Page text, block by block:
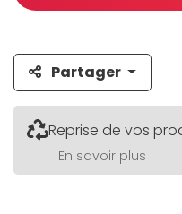
Partager
Reprise de vos
En savoir plus